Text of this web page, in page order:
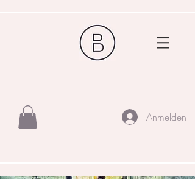
Anmelden